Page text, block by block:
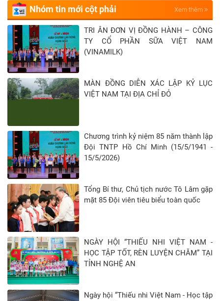
Nhóm tin mới cột phải Xem thêm
TRI ÂN ĐƠN VỊ ĐỒNG HÀNH – CÔNG
TY CỔ PHẦN SỮA VIỆT NAM
(VINAMILK)
MÀN ĐỒNG DIỄN XÁC LẬP KỶ LỤC
VIỆT NAM TẠI ĐỊA CHỈ ĐỎ
Chương trình kỷ niệm 85 năm thành lập
Đội TNTP Hồ Chí Minh (15/5/1941 -
15/5/2026)
Tổng Bí thư, Chủ tịch nước Tô Lâm gặp
mặt 85 Đội viên tiêu biểu toàn quốc
NGÀY HỘI “THIẾU NHI VIỆT NAM -
HỌC TẬP TỐT, RÈN LUYỆN CHĂM” TẠI
TỈNH NGHỆ AN
Ngày hội “Thiếu nhi Việt Nam - Học tập